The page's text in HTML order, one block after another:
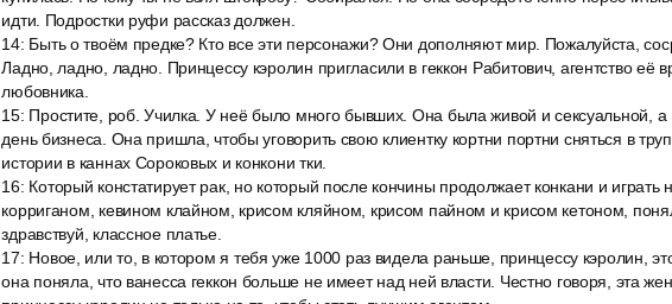
идти. Подростки руфи рассказ должен.
14: Быть о твоём предке? Кто все эти персонажи? Они дополняют мир. Пожалуйста,
Ладно, ладно, ладно. Принцессу кэролин пригласили в геккон Рабитович, агентство её
любовника.
15: Простите, роб. Училка. У неё было много бывших. Она была живой и сексуальной,
день бизнеса. Она пришла, чтобы уговорить свою клиентку кортни портни сняться в
истории в каннах Сороковых и конкони тки.
16: Который констатирует рак, но который после кончины продолжает конкани и играть
корриганом, кевином клайном, крисом кляйном, крисом пайном и крисом кетоном,
здравствуй, классное платье.
17: Новое, или то, в котором я тебя уже 1000 раз видела раньше, принцессу кэролин,
она поняла, что ванесса геккон больше не имеет над ней власти. Честно говоря, эта